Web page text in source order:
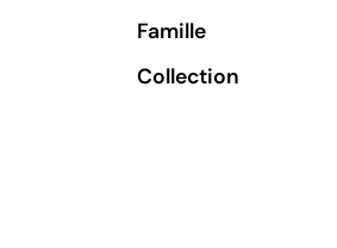
Famille
Collection